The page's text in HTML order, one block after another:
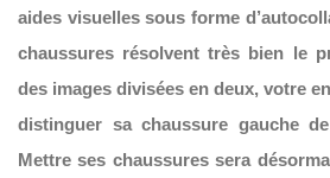
aides visuelles sous forme
chaussures résolvent très bien le
des images divisées en deux, votre
distinguer sa chaussure gauche
Mettre ses chaussures sera